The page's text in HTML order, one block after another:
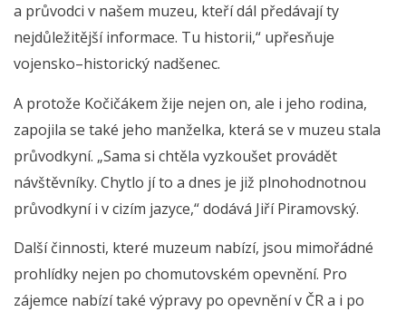
a průvodci v našem muzeu, kteří dál předávají ty
nejdůležitější informace. Tu historii,“ upřesňuje
vojensko–historický nadšenec.
A protože Kočičákem žije nejen on, ale i jeho rodina,
zapojila se také jeho manželka, která se v muzeu stala
průvodkyní. „Sama si chtěla vyzkoušet provádět
návštěvníky. Chytlo jí to a dnes je již plnohodnotnou
průvodkyní i v cizím jazyce,“ dodává Jiří Piramovský.
Další činnosti, které muzeum nabízí, jsou mimořádné
prohlídky nejen po chomutovském opevnění. Pro
zájemce nabízí také výpravy po opevnění v ČR a i po